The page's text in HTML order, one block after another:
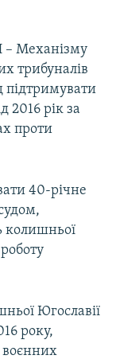
– Механізму
трибуналів
підтримувати
2016 рік за
проти
40-річне
колишньої
Югославії
року,